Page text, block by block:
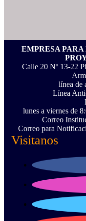
EMPRESA
Calle 20 Nº 13-22
línea de
Línea
lunes a viernes de
Correo
Correo para
Visitanos